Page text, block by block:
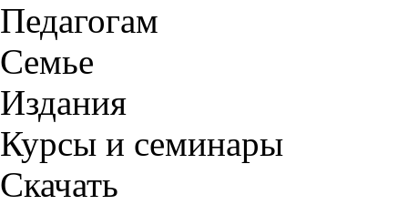
Педагогам
Семье
Издания
Курсы и семинары
Скачать